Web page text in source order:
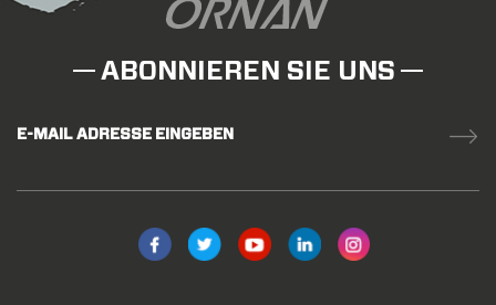
ABONNIEREN SIE UNS
E-MAIL ADRESSE EINGEBEN